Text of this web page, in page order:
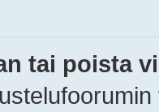
tai poista